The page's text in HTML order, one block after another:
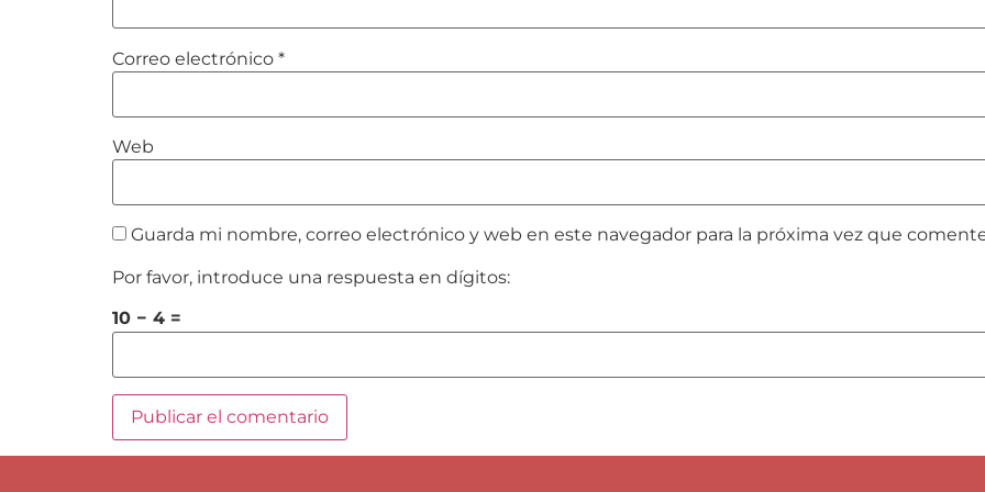
Correo electrónico *
Web
Guarda mi nombre, correo electrónico y web en este navegador para la próxima vez que
Por favor, introduce una respuesta en dígitos:
10 − 4 =